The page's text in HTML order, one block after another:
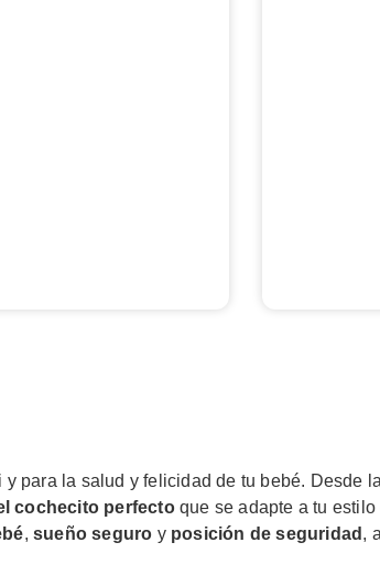
para la salud y felicidad de tu bebé. Desde
cochecito perfectoque se adapte a tu estilo
,sueño seguro y posición de seguridad ,